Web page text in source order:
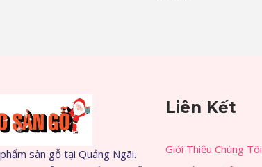
sàn gỗ tại Quảng Ngãi.
Liên Kết
Giới Thiệu Chúng Tôi